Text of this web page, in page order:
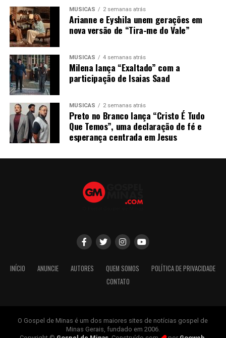
MÚSICAS 2 semanas atrás
Arianne e Eyshila unem gerações em
nova versão de “Tira-me do Vale”
MÚSICAS 4 semanas atrás
Milena lança “Exaltado” com a
participação de Isaias Saad
MÚSICAS 2 semanas atrás
Preto no Branco lança “Cristo É Tudo
Que Temos”, uma declaração de fé e
esperança centrada em Jesus
INÍCIO ANUNCIE AUTORES QUEM SOMOS
POLÍTICA DE PRIVACIDADE
CONTATO
O Gospel de Minas é um dos maiores sites de notícias gospel de
Minas Gerais, fundado em 2006.